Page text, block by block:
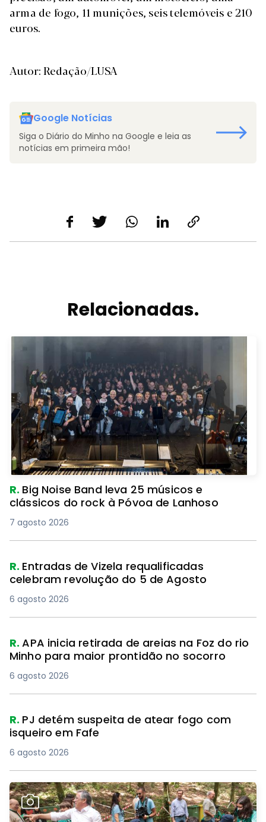
arma de fogo, 11 munições, seis telemóveis e 210
euros.
Autor: Redação/LUSA
Google Notícias
Siga o Diário do Minho na Google e leia as
notícias em primeira mão!
Relacionadas.
R. Big Noise Band leva 25 músicos e
clássicos do rock à Póvoa de Lanhoso
7 agosto 2026
R. Entradas de Vizela requalificadas
celebram revolução do 5 de Agosto
6 agosto 2026
R.APA inicia retirada de areias na Foz do rio
Minho para maior prontidão no socorro
6 agosto 2026
R. PJ detém suspeita de atear fogo com
isqueiro em Fafe
6 agosto 2026